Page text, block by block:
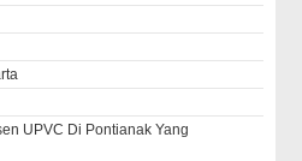
UPVC Di Pontianak Yang